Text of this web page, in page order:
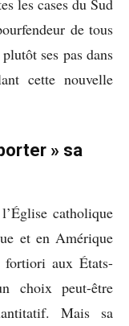
de tous
ses pas dans
cette nouvelle
» sa
catholique
et en Amérique
aux États-
choix peut-être
Mais sa